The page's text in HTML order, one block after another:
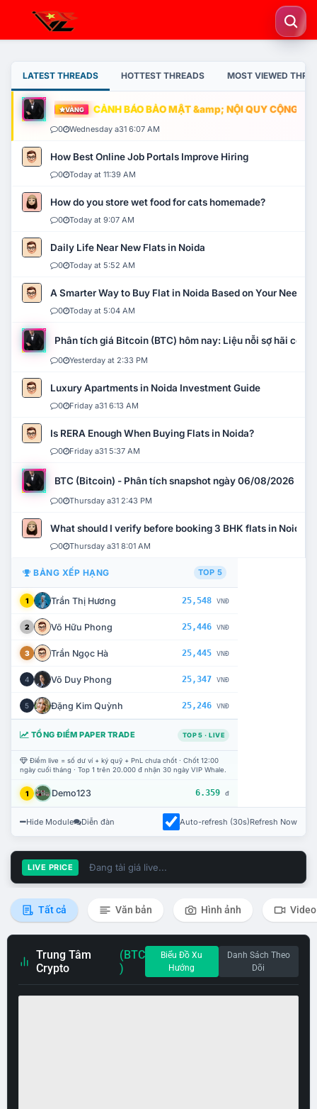
LATEST THREADS HOTTEST THREADS MOST VIEWED
VÀNG CẢNH BÁO BẢO MẬT &amp; NỘI QUY CỘNG
0 Wednesday a31 6:07 AM
How Best Online Job Portals Improve Hiring
0 Today at 11:39 AM
How do you store wet food for cats homemade?
0 Today at 9:07 AM
Daily Life Near New Flats in Noida
0 Today at 5:52 AM
A Smarter Way to Buy Flat in Noida Based on Your Needs
0 Today at 5:04 AM
Phân tích giá Bitcoin (BTC) hôm nay: Liệu nỗi sợ hãi có
0 Yesterday at 2:33 PM
Luxury Apartments in Noida Investment Guide
0 Friday a31 6:13 AM
Is RERA Enough When Buying Flats in Noida?
0 Friday a31 5:37 AM
BTC (Bitcoin) - Phân tích snapshot ngày 06/08/2026
0 Thursday a31 2:43 PM
What should I verify before booking 3 BHK flats in Noida?
0 Thursday a31 8:01 AM
BẢNG XẾP HẠNG TOP 5
1 Trần Thị Hương 25,548 VNĐ
2 Võ Hữu Phong 25,446 VNĐ
3 Trần Ngọc Hà 25,445 VNĐ
4 Võ Duy Phong 25,347 VNĐ
5 Đặng Kim Quỳnh 25,246 VNĐ
TỔNG ĐIỂM PAPER TRADE TOP 5 · LIVE
Điểm live = số dư ví + ký quỹ + PnL chưa chốt · Chốt 12:00
ngày cuối tháng · Top 1 trên 20.000 đ nhận 30 ngày VIP Whale.
1 Demo123 6.359 đ
Hide Module Diễn đàn Auto-refresh (30s)Refresh Now
LIVE PRICE Đang tải giá live...
Tất cả Văn bản Hình ảnh Video
Trung Tâm
Crypto
(BTC
)
Biểu Đồ Xu
Hướng
Danh Sách Theo
Dõi